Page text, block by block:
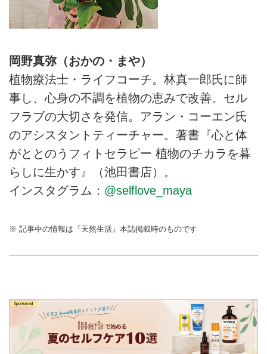
岡野真弥（おかの・まや）
植物療法士・ライフコーチ。林真一郎氏に師
事し、心身の不調を植物の恵みで改善。セル
フラブの大切さを発信。アラン・コーエン氏
のアシスタントティーチャー。著書『心と体
がととのうフィトセラピー 植物のチカラを暮
らしに生かす』（池田書店）。
インスタグラム： @selflove_maya
※ 記事中の情報は『天然生活』本誌掲載時のものです